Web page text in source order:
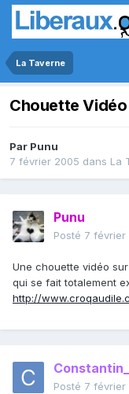
La Taverne
Chouette Vidéo
Par Punu
7 février 2005 dans La
Punu
Posté 7 février
Une chouette vidéo
qui se fait totalement
http://
Posté 7 février